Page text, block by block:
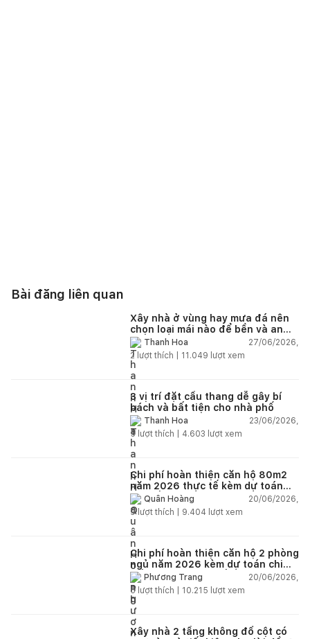
Bài đăng liên quan
Xây nhà ở vùng hay mưa đá nên
chọn loại mái nào để bền và an
toàn?Thanh Hoa
27/06/2026,
2 lượt thích | 11.049 lượt xem
3 vị trí đặt cầu thang dễ gây bí
bách và bất tiện cho nhà phố
Thanh Hoa
23/06/2026,
5 lượt thích | 4.603 lượt xem
Chi phí hoàn thiện căn hộ 80m2
năm 2026 thực tế kèm dự toán
chi tiết từng hạng mục
Quân Hoàng
20/06/2026,
9lượt thích | 9.404 lượt xem
Chi phí hoàn thiện căn hộ 2 phòng
ngủ năm 2026 kèm dự toán chi
tiết và ví dụ thực tế
Phương Trang
20/06/2026,
5 lượt thích | 10.215 lượt xem
Xây nhà 2 tầng không đổ cột có